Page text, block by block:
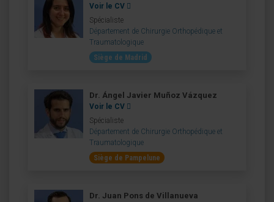
Voir le CV
Spécialiste
Département de Chirurgie Orthopédique et
Traumatologique
Siège de Madrid
Dr. Ángel Javier Muñoz Vázquez
Voir le CV
Spécialiste
Département de Chirurgie Orthopédique et
Traumatologique
Siège de Pampelune
Dr. Juan Pons de Villanueva